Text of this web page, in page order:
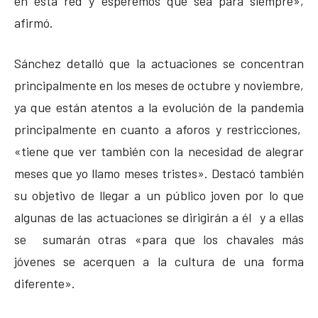
afirmó.
Sánchez detalló que la actuaciones se concentran
principalmente en los meses de octubre y noviembre,
ya que están atentos a la evolución de la pandemia
principalmente en cuanto a aforos y restricciones,
«tiene que ver también con la necesidad de alegrar
meses que yo llamo meses tristes». Destacó también
su objetivo de llegar a un público joven por lo que
algunas de las actuaciones se dirigirán a él y a ellas
se sumarán otras «para que los chavales más
jóvenes se acerquen a la cultura de una forma
diferente».